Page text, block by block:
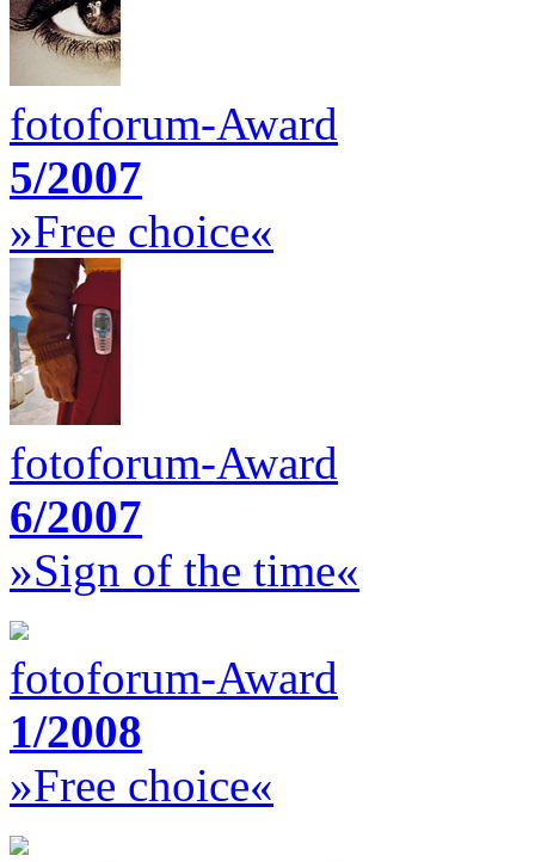
fotoforum-Award
5/2007
»Free choice«
fotoforum-Award
6/2007
»Sign of the time«
fotoforum-Award
1/2008
»Free choice«